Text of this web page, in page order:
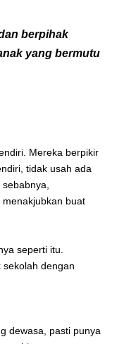
berpihak
yang bermutu
Mereka berpikir
tidak usah ada
buat
seperti itu.
dengan
dewasa, pasti punya